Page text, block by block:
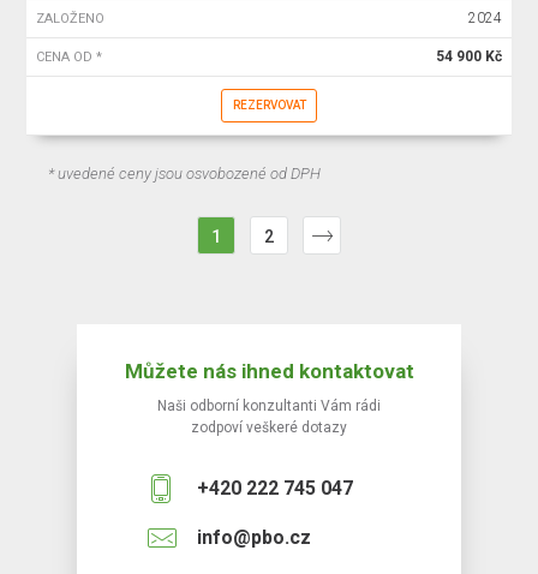
ZALOŽENO 2024
CENA OD * 54 900 Kč
REZERVOVAT
* uvedené ceny jsou osvobozené od DPH
1 2
Můžete nás ihned kontaktovat
Naši odborní konzultanti Vám rádi
zodpoví veškeré dotazy
+420 222 745 047
info@pbo.cz